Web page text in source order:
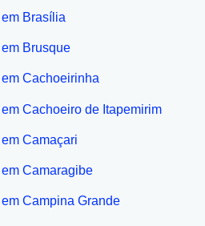
Brasília
Brusque
Cachoeirinha
Cachoeiro de Itapemirim
Camaçari
Camaragibe
Campina Grande